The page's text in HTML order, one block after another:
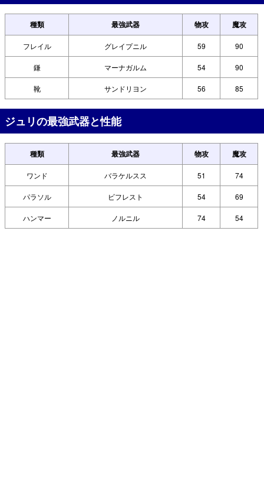
種類 最強武器 物攻 魔攻
フレイル グレイプニル 59 90
鎌 マーナガルム 54 90
靴 サンドリヨン 56 85
ジュリの最強武器と性能
種類 最強武器 物攻 魔攻
ワンド バラケルスス 51 74
パラソル ビフレスト 54 69
ハンマー ノルニル 74 54